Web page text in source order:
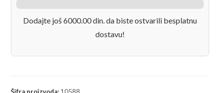
količinaDodajte još 6000.00 din. da biste ostvarili besplatnu
dostavu!